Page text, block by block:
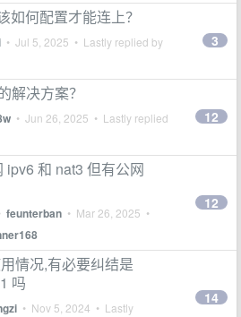
如何配置才能连上？
• Jul 5, 2025 • Lastly replied by 3
解决方案？
• Jun 26, 2025 • Lastly replied
12
ipv6 和 nat3 但有公网
feunterban • Mar 26, 2025 •
12
情况,有必要纠结是
吗
• Nov 5, 2024 • Lastly
14